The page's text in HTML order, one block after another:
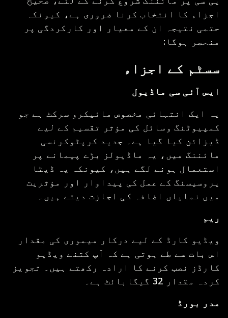
اجزاء کا انتخاب کرنا ضروری ہے، کیونکہ
حتمی نتیجہ ان کے معیار اور کارکردگی پر
منحصر ہوگا:
سسٹم کے اجزاء
ایس آئی سی ماڈیول
یہ ایک انتہائی مخصوص مائیکرو سرکٹ ہے جو
کمپیوٹنگ وسائل کی مؤثر تقسیم کے لیے
ڈیزائن کیا گیا ہے۔ جدید کرپٹوکرنسی
مائننگ میں، یہ ماڈیولز بڑے پیمانے پر
استعمال ہونے لگے ہیں، کیونکہ یہ ڈیٹا
پروسیسنگ کے عمل کی پیداوار اور مؤثریت
میں نمایاں اضافہ کی اجازت دیتے ہیں۔
ریم
ویڈیو کارڈ کے لیے درکار میموری کی مقدار
اس بات سے طے ہوتی ہے کہ آپ کتنے ویڈیو
کارڈز نصب کرنے کا ارادہ رکھتے ہیں۔ تجویز
کردہ مقدار 32 گیگابائٹ ہے۔
مدر بورڈ